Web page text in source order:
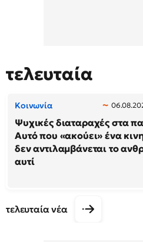
τελευταία
Κοινωνία
Ψυχικές διαταραχές στα
Αυτό που «ακούει» ένα
δεν αντιλαμβάνεται το
αυτί
τελευταία νέα